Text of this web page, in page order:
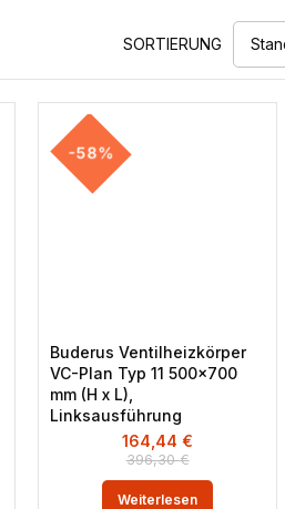
SORTIERUNG
-58%
Buderus Ventilheizkörper
VC-Plan Typ 11 500×700
mm (H x L),
Linksausführung
396,30€
164,44 €
Weiterlesen